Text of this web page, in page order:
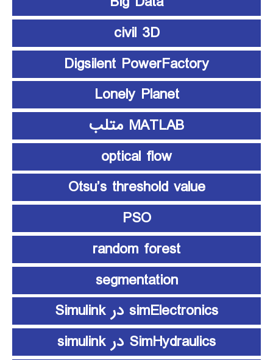
civil 3D
Digsilent PowerFactory
Lonely Planet
MATLAB متلب
optical flow
Otsu’s threshold value
PSO
random forest
segmentation
simElectronics در Simulink
SimHydraulics در simulink